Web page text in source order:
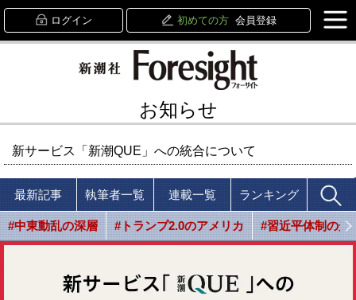
ログイン 初めての方 会員登録
お知らせ
新サービス「新潮QUE」への統合について
最新記事 執筆者一覧 連載一覧 ランキング
#中東動乱の深層 #トランプ2.0のアメリカ #習近平体制の光